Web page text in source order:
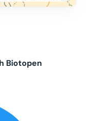
Biotopen